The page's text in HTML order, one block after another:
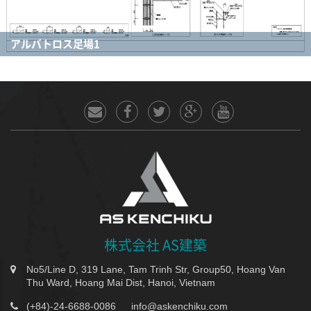
アルバトロス足場1
株式会社 AS建築
No5/Line D, 319 Lane, Tam Trinh Str, Group50, Hoang Van
Thu Ward, Hoang Mai Dist, Hanoi, Vietnam
(+84)-24-6688-0086 info@askenchiku.com